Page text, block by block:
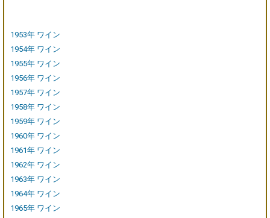
1953年 ワイン
1954年 ワイン
1955年 ワイン
1956年 ワイン
1957年 ワイン
1958年 ワイン
1959年 ワイン
1960年 ワイン
1961年 ワイン
1962年 ワイン
1963年 ワイン
1964年 ワイン
1965年 ワイン